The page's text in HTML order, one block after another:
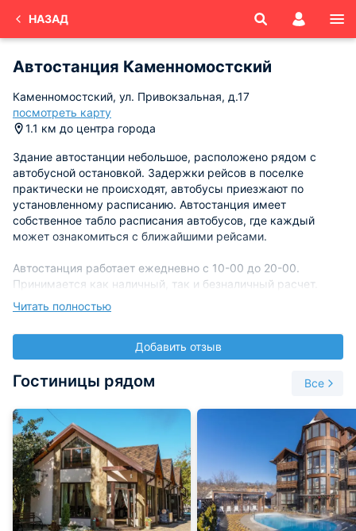
НАЗАД
Автостанция Каменномостский
Каменномостский, ул. Привокзальная, д.17
посмотреть карту
1.1 км до центра города
Здание автостанции небольшое, расположено рядом с
автобусной остановкой. Задержки рейсов в поселке
практически не происходят, автобусы приезжают по
установленному расписанию. Автостанция имеет
собственное табло расписания автобусов, где каждый
может ознакомиться с ближайшими рейсами.
Автостанция работает ежедневно с 10-00 до 20-00.
Принимается как наличный, так и безналичный расчет.
Автокасса поселка входит в состав ООО Объединение
автовокзалов и пассажирских автостанций.
Добраться до поселка можно на рейсовом автобусе,
который ежедневно отправляется из г.Майкоп. На
автостанции Каменомостский всегда можно взять такси,
Именно из Каменомостского начинаются туристические
маршруты по Кавказским горам. В округе поселка можно
посмотреть пещеры, водопады и ущелья. Местная природа
очень богата на интересные места и может подарить
массу незабываемых впечатлений. Первоначальное
название поселка Хаджох, местные жители до
сегодняшних дней так называют свою родною землю.
Читать полностью
Добавить отзыв
Гостиницы рядом Все